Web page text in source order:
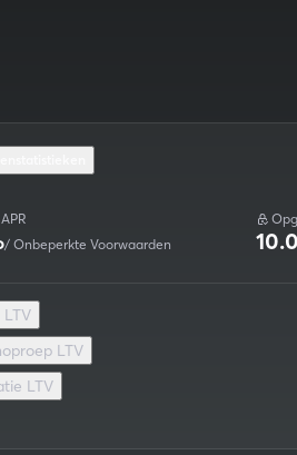
APR
/ Onbeperkte Voorwaarden
LTV
LTV